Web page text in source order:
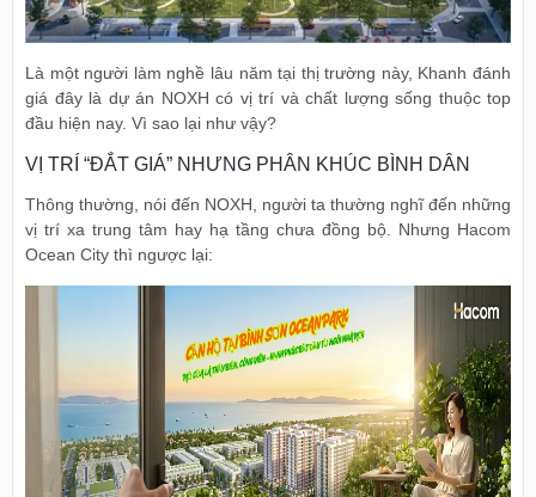
Là một người làm nghề lâu năm tại thị trường này, Khanh đánh
giá đây là dự án NOXH có vị trí và chất lượng sống thuộc top
đầu hiện nay. Vì sao lại như vậy?
VỊ TRÍ “ĐẮT GIÁ” NHƯNG PHÂN KHÚC BÌNH DÂN
Thông thường, nói đến NOXH, người ta thường nghĩ đến những
vị trí xa trung tâm hay hạ tầng chưa đồng bộ. Nhưng Hacom
Ocean City thì ngược lại: